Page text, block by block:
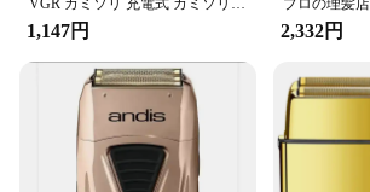
VGR カミソリ 充電式 カミソリ プロ仕様 ヒゲトリマー 電動 トリマー 往復式 シェーバー 仕上げ用 男性用シェーバー V-375
1,147円 2,332円